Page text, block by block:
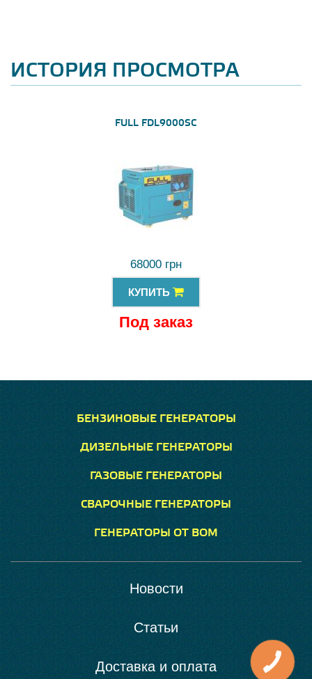
ИСТОРИЯ ПРОСМОТРА
FULL FDL9000SC
68000 грн
КУПИТЬ
Под заказ
БЕНЗИНОВЫЕ ГЕНЕРАТОРЫ
ДИЗЕЛЬНЫЕ ГЕНЕРАТОРЫ
ГАЗОВЫЕ ГЕНЕРАТОРЫ
СВАРОЧНЫЕ ГЕНЕРАТОРЫ
ГЕНЕРАТОРЫ ОТ ВОМ
Новости
Статьи
Доставка и оплата